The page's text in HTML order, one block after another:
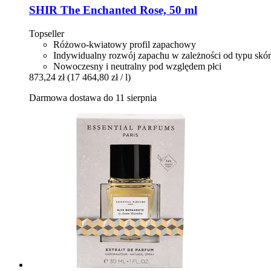
SHIR The Enchanted Rose, 50 ml
Topseller
Różowo-kwiatowy profil zapachowy
Indywidualny rozwój zapachu w zależności od typu
Nowoczesny i neutralny pod względem płci
873,24 zł (17 464,80 zł / l)
Darmowa dostawa do 11 sierpnia